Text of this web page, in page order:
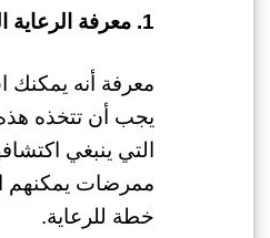
1. معرفة الرعاية التي يحتاجونها
معرفة أنه
يجب أن تتخذه
التي ينبغي
ممرضات يمكنهم
خطة للرعاية.